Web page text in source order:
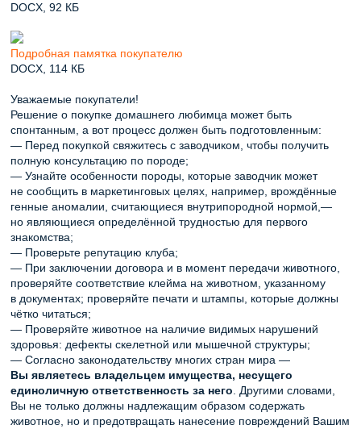
DOCX, 92 КБ
Подробная памятка покупателю
DOCX, 114 КБ
Уважаемые покупатели!
Решение о покупке домашнего любимца может быть
спонтанным, а вот процесс должен быть подготовленным:
— Перед покупкой свяжитесь с заводчиком, чтобы получить
полную консультацию по породе;
— Узнайте особенности породы, которые заводчик может
не сообщить в маркетинговых целях, например, врождённые
генные аномалии, считающиеся внутрипородной нормой,—
но являющиеся определённой трудностью для первого
знакомства;
— Проверьте репутацию клуба;
— При заключении договора и в момент передачи животного,
проверяйте соответствие клейма на животном, указанному
в документах; проверяйте печати и штампы, которые должны
чётко читаться;
— Проверяйте животное на наличие видимых нарушений
здоровья: дефекты скелетной или мышечной структуры;
— Согласно законодательству многих стран мира —
Вы являетесь владельцем имущества, несущего
единоличную ответственность за него . Другими словами,
Вы не только должны надлежащим образом содержать
животное, но и предотвращать нанесение повреждений Вашим